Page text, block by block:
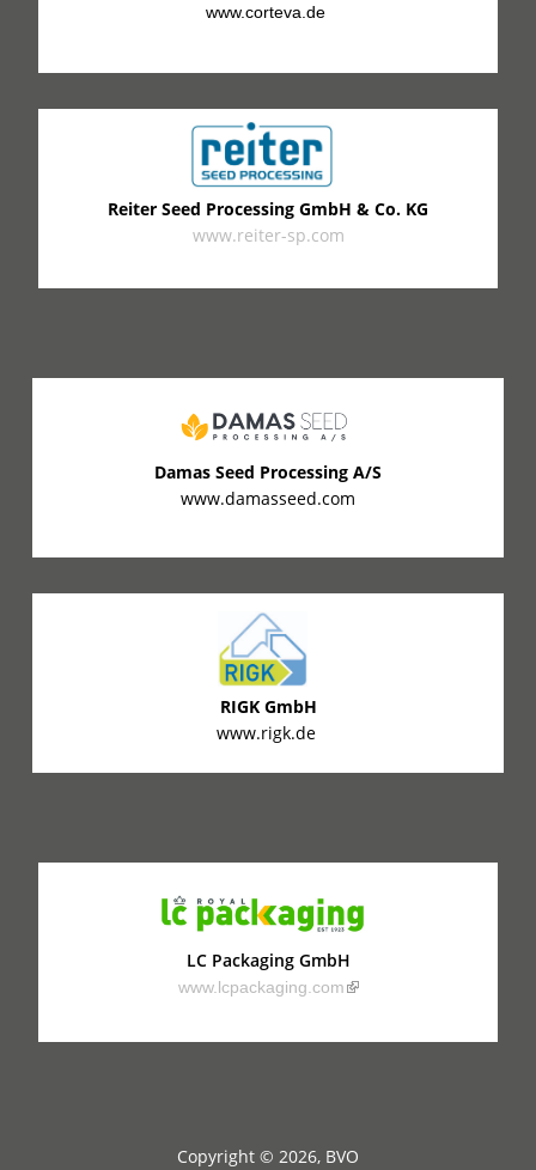
www.corteva.de
Reiter Seed Processing GmbH & Co. KG
www.reiter-sp.com
Damas Seed Processing A/S
www.damasseed.com
RIGK GmbH
www.rigk.de
LC Packaging GmbH
www.lcpackaging.com(link is external)
Copyright © 2026, BVO